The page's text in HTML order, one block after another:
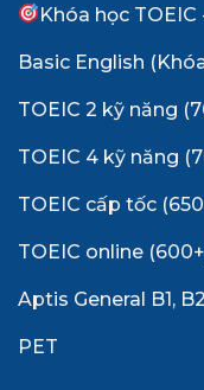
Khóa học TOEIC
Basic English
TOEIC 2 kỹ năng
TOEIC 4 kỹ năng
TOEIC cấp tốc
TOEIC online
Aptis General B1, B2
PET